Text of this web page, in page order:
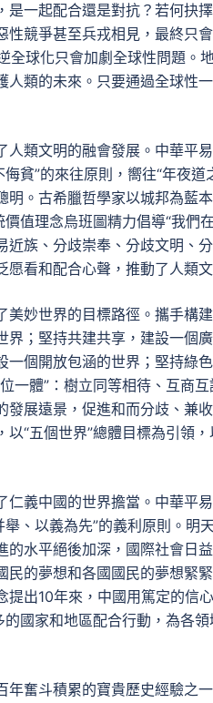
是一起配合還是對抗？若何抉
競爭甚至兵戎相見，最終只
全球化只會加劇全球性問題。
人類的未來。只要通過全球性
類文明的融會發展。中華平
貧”的來往原則，嚮往“年夜
明。古希臘哲學家以城邦為藍
價值理念烏班圖精力倡導“我
近族、分歧崇奉、分歧文明、
看和配合心聲，推動了人類
妙世界的目標路徑。攜手構
界；堅持共建共享，建設一個
一個開放包涵的世界；堅持綠
一體”：樹立同等相待、互商
發展遠景，促進和而分歧、兼
“五個世界”總體目標為引領
仁義中國的世界擔當。中華平
舉、以義為先”的義利原則。
的水平絕後加深，國際社會日
民的夢想和各國國民的夢想緊
提出10年來，中國用篤定的信
的國家和地區配合行動，為各
年奮斗積累的寶貴歷史經驗之